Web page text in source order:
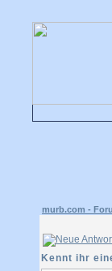
murb.com -
Kennt ihr